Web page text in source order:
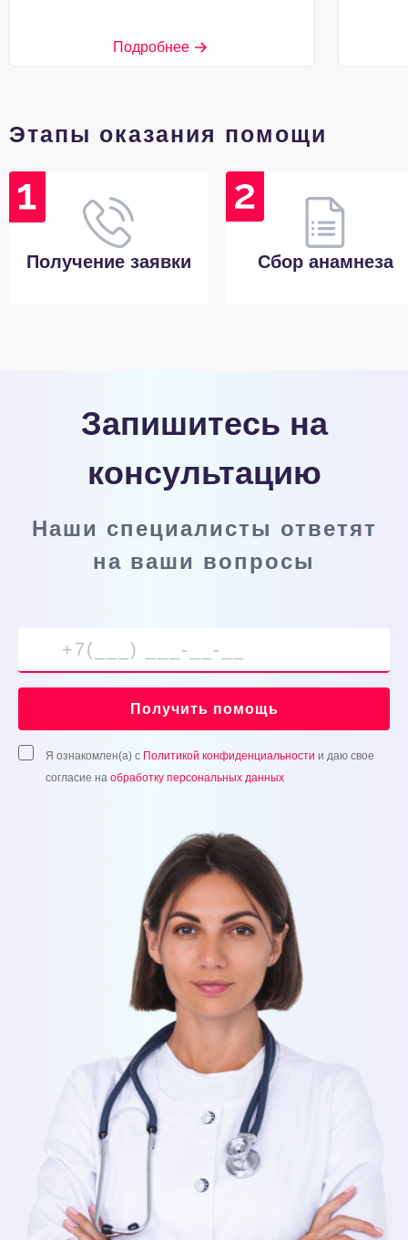
Подробнее
Этапы оказания помощи
Получение заявки Сбор анамнеза
Запишитесь на
консультацию
Наши специалисты ответят
на ваши вопросы
Получить помощь
Я ознакомлен(а) с Политикой конфиденциальности и даю свое
согласие на обработку персональных данных